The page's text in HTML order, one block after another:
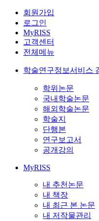
회원가입
로그인
MyRISS
고객센터
전체메뉴
학술연구정보서비스
학위논문
국내학술논문
해외학술논문
학술지
단행본
연구보고서
공개강의
MyRISS
내 추천논문
내 책장
내 최근 본 논문
내 저작물관리